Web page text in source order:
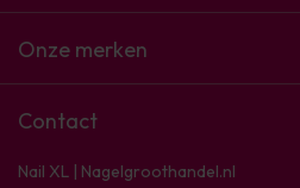
Onze merken
Contact
Nail XL | Nagelgroothandel.nl